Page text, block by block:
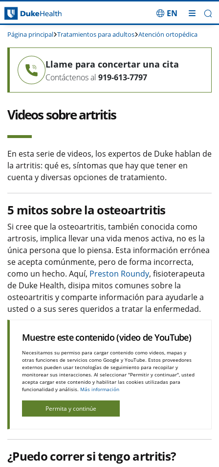
Saltar navegación
EN
Página principal Tratamientos para adultos Atención ortopédica
Llame para concertar una cita
Contáctenos al 919-613-7797
Videos sobre artritis
En esta serie de videos, los expertos de Duke hablan de
la artritis: qué es, síntomas que hay que tener en
cuenta y diversas opciones de tratamiento.
5 mitos sobre la osteoartritis
Si cree que la osteoartritis, también conocida como
artrosis, implica llevar una vida menos activa, no es la
única persona que lo piensa. Esta información errónea
se acepta comúnmente, pero de forma incorrecta,
como un hecho. Aquí, Preston Roundy, fisioterapeuta
de Duke Health, disipa mitos comunes sobre la
osteoartritis y comparte información para ayudarle a
usted o a sus seres queridos a tratar la enfermedad.
Muestre este contenido (video de YouTube)
Necesitamos su permiso para cargar contenido como videos, mapas y
otras funciones de servicios como Google y YouTube. Estos proveedores
externos pueden usar tecnologías de seguimiento para recopilar y
monitorear sus interacciones. Al seleccionar "Permitir y continuar", usted
acepta cargar este contenido y habilitar las cookies utilizadas para
funcionalidad y análisis. Más información
Permita y continúe
¿Puedo correr si tengo artritis?